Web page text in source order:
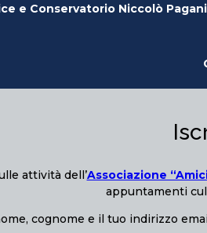
e Conservatorio Niccolò
attività dell’Associazione
appuntamenti
cognome e il tuo indirizzo